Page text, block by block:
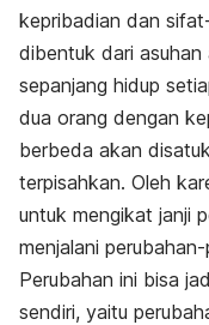
kepribadian dan
dibentuk dari
sepanjang hidup
dua orang dengan
berbeda akan
terpisahkan. Oleh
untuk mengikat janji
menjalani
Perubahan ini bisa
sendiri, yaitu